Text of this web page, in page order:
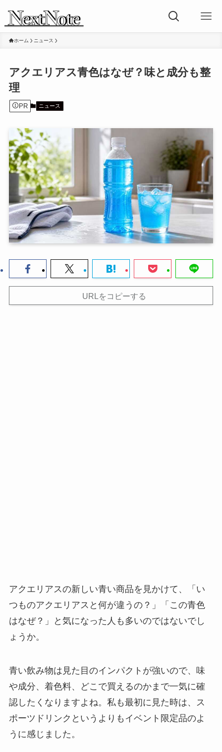
ホーム ニュース
アクエリアス青色はなぜ？味と成分も整
理
PR ニュース
URLをコピーする
アクエリアスの新しい青い商品を見かけて、「い
つものアクエリアスと何が違うの？」「この青色
はなぜ？」と気になった人も多いのではないでし
ょうか。
青い飲み物は見た目のインパクトが強いので、味
や成分、着色料、どこで買えるのかまで一気に確
認したくなりますよね。私も最初に見た時は、ス
ポーツドリンクというよりもイベント限定品のよ
うに感じました。